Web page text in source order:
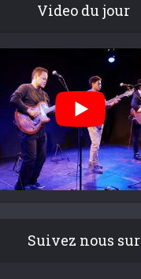
Video du jour
Suivez nous sur